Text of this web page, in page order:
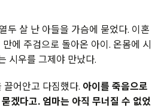
두 살 난 아들을 가슴에 묻었다. 이혼
에 주검으로 돌아온 아이. 온몸에 시
시우를 그제야 만났다.
어안고 다짐했다. 아이를 죽음으로
겠다고. 엄마는 아직 무너질 수 없었